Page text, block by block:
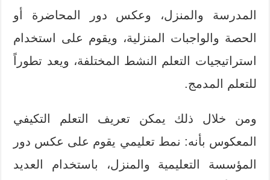
المدرسة والمنزل، وعكس دور المحاضرة أو
الحصة والواجبات المنزلية، ويقوم على استخدام
استراتيجيات التعلم النشط المختلفة، ويعد تطوراً
للتعلم المدمج.
ومن خلال ذلك يمكن تعريف التعلم التكيفي
المعكوس بأنه: نمط تعليمي يقوم على عكس دور
المؤسسة التعليمية والمنزل، باستخدام العديد